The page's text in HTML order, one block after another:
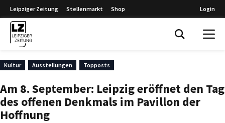
Leipziger Zeitung Stellenmarkt Shop Login
Kultur Ausstellungen Topposts
Am 8. September: Leipzig eröffnet den Tag
des offenen Denkmals im Pavillon der
Hoffnung